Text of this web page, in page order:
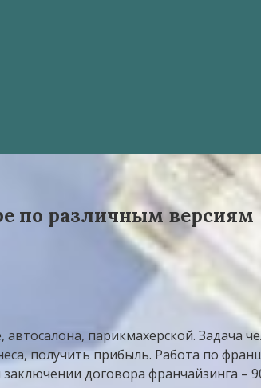
по различным версиям
парикмахерской. Задача
получить прибыль. Работа по
договора франчайзинга